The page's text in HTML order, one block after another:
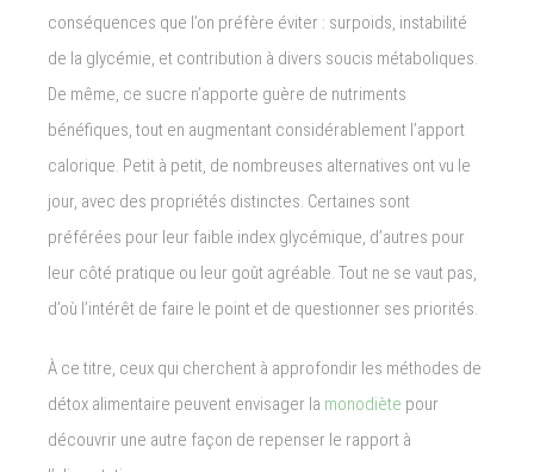
conséquences que l’on préfère éviter : surpoids, instabilité
de la glycémie, et contribution à divers soucis métaboliques.
De même, ce sucre n’apporte guère de nutriments
bénéfiques, tout en augmentant considérablement l’apport
calorique. Petit à petit, de nombreuses alternatives ont vu le
jour, avec des propriétés distinctes. Certaines sont
préférées pour leur faible index glycémique, d’autres pour
leur côté pratique ou leur goût agréable. Tout ne se vaut pas,
d’où l’intérêt de faire le point et de questionner ses priorités.
À ce titre, ceux qui cherchent à approfondir les méthodes de
détox alimentaire peuvent envisager la monodiète pour
découvrir une autre façon de repenser le rapport à